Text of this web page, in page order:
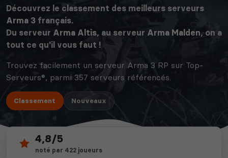
Découvrez le classement des meilleurs serveurs
Arma 3 français.
Du serveur Arma Altis, au serveur Arma Malden, on a
tout ce qu'il vous faut !
Trouvez facilement un serveur Arma 3 RP sur Top-
Serveurs®, parmi 357 serveurs référencés.
Classement Nouveaux
357
serveurs actifs
depuis 2012
14 ans d'expertise
4 365
4,8/5
noté par 422 joueurs